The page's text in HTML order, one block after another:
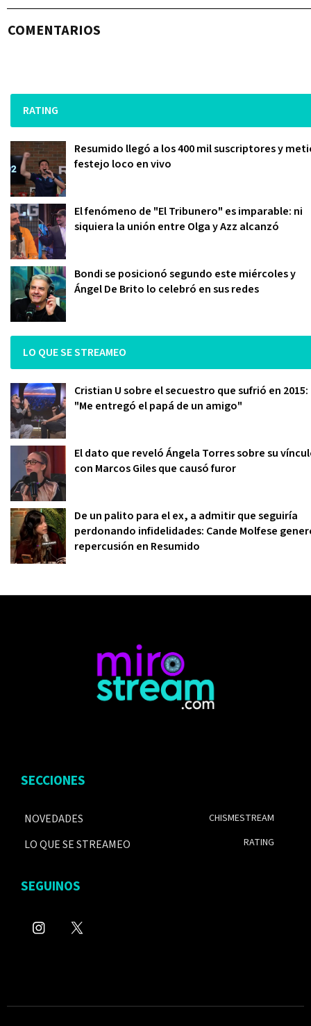
COMENTARIOS
RATING
Resumido llegó a los 400 mil suscriptores y
festejo loco en vivo
El fenómeno de "El Tribunero" es imparable: ni
siquiera la unión entre Olga y Azz alcanzó
Bondi se posicionó segundo este miércoles y
Ángel De Brito lo celebró en sus redes
LO QUE SE STREAMEO
Cristian U sobre el secuestro que sufrió en 2015:
"Me entregó el papá de un amigo"
El dato que reveló Ángela Torres sobre su
con Marcos Giles que causó furor
De un palito para el ex, a admitir que seguiría
perdonando infidelidades: Cande Molfese
repercusión en Resumido
SECCIONES
NOVEDADES
LO QUE SE STREAMEO
CHISMESTREAM
RATING
SEGUINOS